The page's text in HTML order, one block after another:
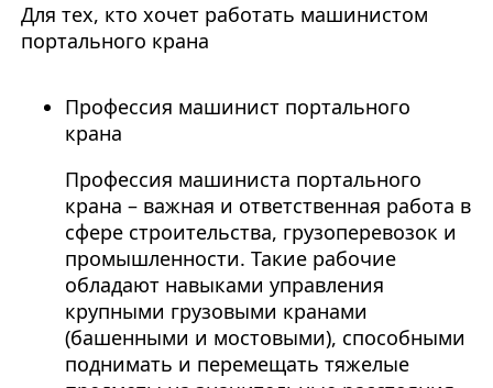
Для тех, кто хочет работать машинистом
портального крана
Профессия машинист портального
крана
Профессия машиниста портального
крана – важная и ответственная работа в
сфере строительства, грузоперевозок и
промышленности. Такие рабочие
обладают навыками управления
крупными грузовыми кранами
(башенными и мостовыми), способными
поднимать и перемещать тяжелые